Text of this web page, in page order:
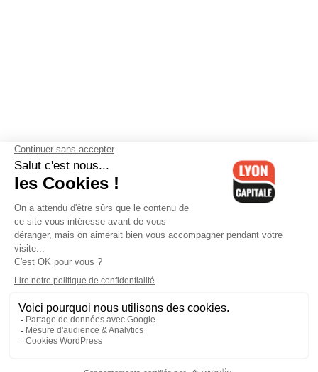
Contactez-nous-Mentions légales-CGV-Politique de
confidentialité-Gestion des cookies